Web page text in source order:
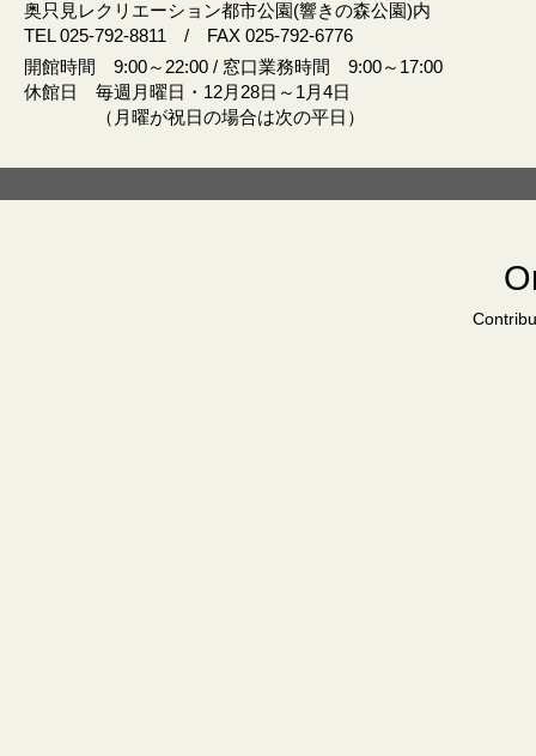
奥只見レクリエーション都市公園(響きの森公園)内
TEL 025-792-8811 / FAX 025-792-6776
開館時間 9:00～22:00 / 窓口業務時間 9:00～17:00
休館日 毎週月曜日・12月28日～1月4日
（月曜が祝日の場合は次の平日）